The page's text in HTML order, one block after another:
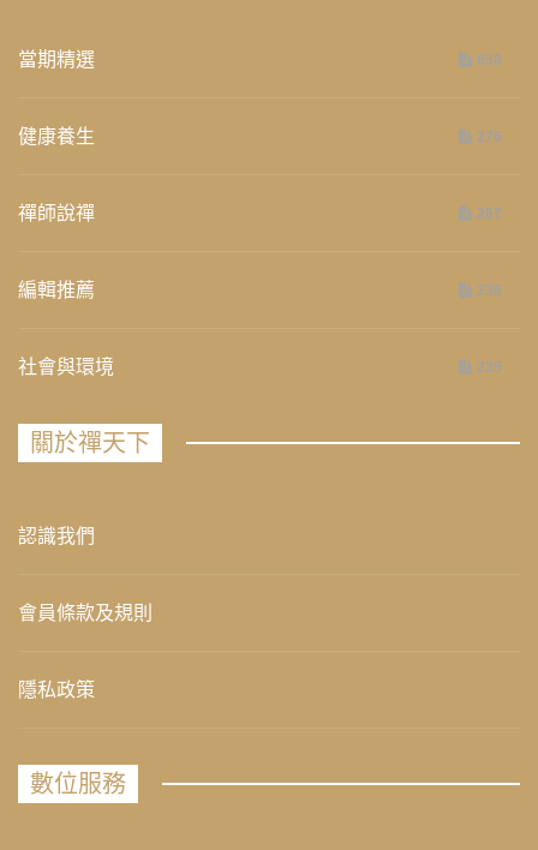
當期精選 658
健康養生 276
禪師說禪 267
編輯推薦 236
社會與環境 235
關於禪天下
認識我們
會員條款及規則
隱私政策
數位服務